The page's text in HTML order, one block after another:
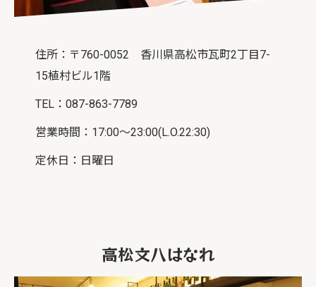
住所：〒760-0052 香川県高松市瓦町2丁目7-
15植村ビル1階
TEL：087-863-7789
営業時間：17:00～23:00(L.O.22:30)
定休日：日曜日
高松文八はなれ